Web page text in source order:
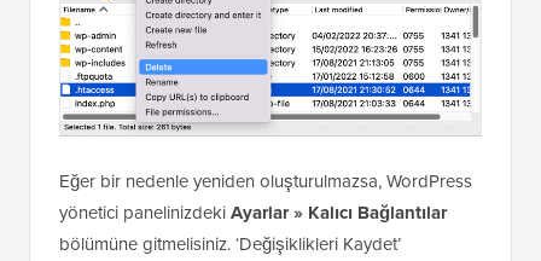
Eğer bir nedenle yeniden oluşturulmazsa, WordPress
yönetici panelinizdekiAyarlar » Kalıcı Bağlantılar
bölümüne gitmelisiniz. ‘Değişiklikleri Kaydet’